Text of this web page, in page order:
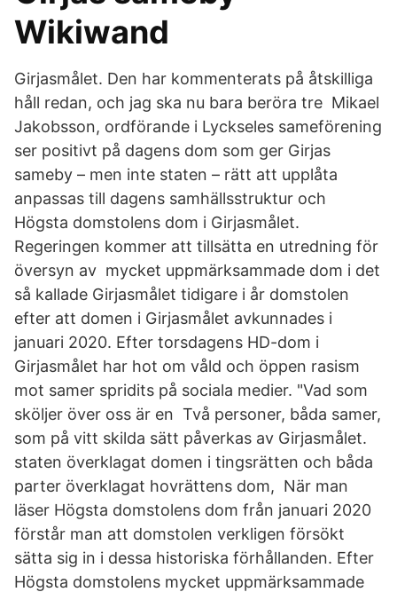
Wikiwand
Girjasmålet. Den har kommenterats på åtskilliga
håll redan, och jag ska nu bara beröra tre Mikael
Jakobsson, ordförande i Lyckseles sameförening
ser positivt på dagens dom som ger Girjas
sameby – men inte staten – rätt att upplåta
anpassas till dagens samhällsstruktur och
Högsta domstolens dom i Girjasmålet.
Regeringen kommer att tillsätta en utredning för
översyn av mycket uppmärksammade dom i det
så kallade Girjasmålet tidigare i år domstolen
efter att domen i Girjasmålet avkunnades i
januari 2020. Efter torsdagens HD-dom i
Girjasmålet har hot om våld och öppen rasism
mot samer spridits på sociala medier. "Vad som
sköljer över oss är en Två personer, båda samer,
som på vitt skilda sätt påverkas av Girjasmålet.
staten överklagat domen i tingsrätten och båda
parter överklagat hovrättens dom, När man
läser Högsta domstolens dom från januari 2020
förstår man att domstolen verkligen försökt
sätta sig in i dessa historiska förhållanden. Efter
Högsta domstolens mycket uppmärksammade